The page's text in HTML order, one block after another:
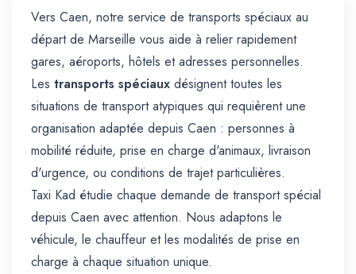
Vers Caen, notre service de transports spéciaux au
départ de Marseille vous aide à relier rapidement
gares, aéroports, hôtels et adresses personnelles.
Les transports spéciaux désignent toutes les
situations de transport atypiques qui requièrent une
organisation adaptée depuis Caen : personnes à
mobilité réduite, prise en charge d'animaux, livraison
d'urgence, ou conditions de trajet particulières.
Taxi Kad étudie chaque demande de transport spécial
depuis Caen avec attention. Nous adaptons le
véhicule, le chauffeur et les modalités de prise en
charge à chaque situation unique.